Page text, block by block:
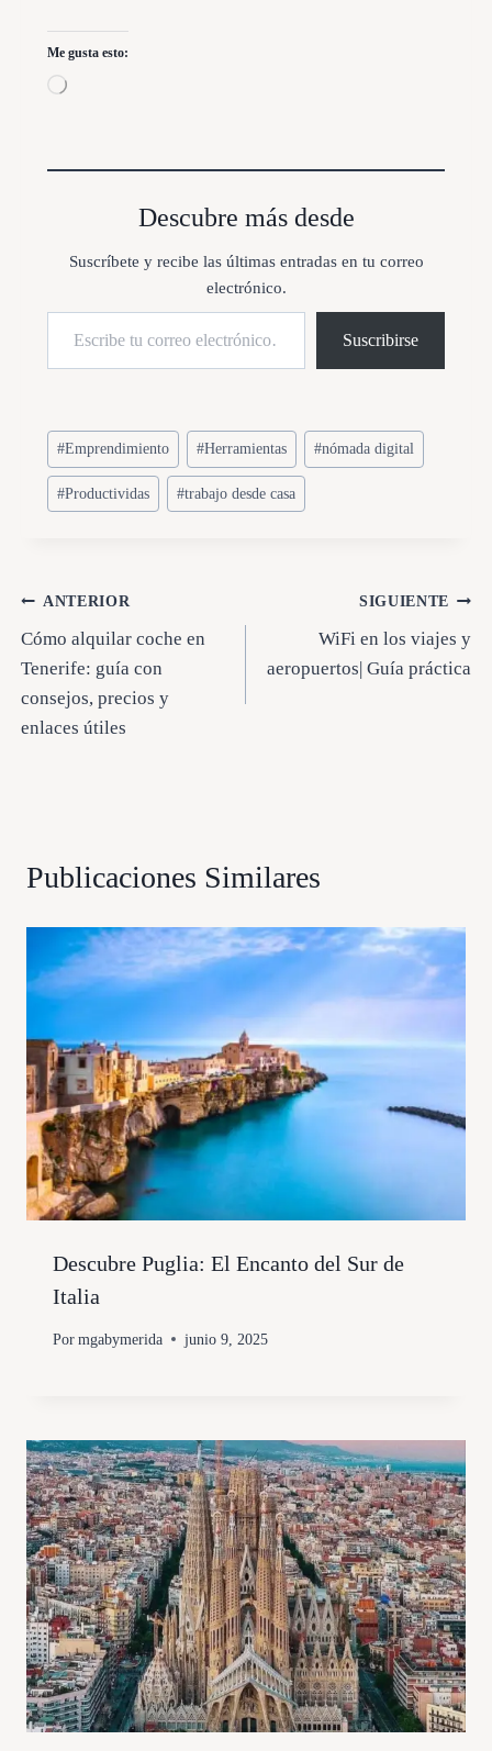
Me gusta esto:
C
a
Descubre más desde
Suscríbete y recibe las últimas entradas en tu correo
electrónico.
Escribe tu correo electrónico…
Suscribirse
Etiquetas
de
la
#Emprendimiento #Herramientas #nómada digital
#Productividas #trabajo desde casa
Navegación
de
entradas
ANTERIOR
Cómo alquilar coche en
Tenerife: guía con
consejos, precios y
enlaces útiles
SIGUIENTE
WiFi en los viajes y
aeropuertos| Guía práctica
Publicaciones Similares
Descubre Puglia: El Encanto del Sur de
Italia
Por mgabymerida junio 9, 2025